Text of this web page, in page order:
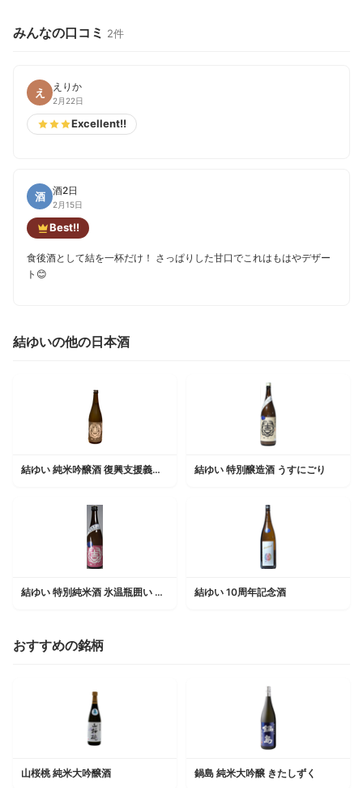
みんなの口コミ 2件
え えりか
2月22日
Excellent!!
酒 酒2日
2月15日
Best!!
食後酒として結を一杯だけ！ さっぱりした甘口でこれはもはやデザー
ト😊
結ゆいの他の日本酒
結ゆい 純米吟醸酒 復興支援義援酒 結ゆい 特別醸造酒 うすにごり
結ゆい 特別純米酒 氷温瓶囲い 亀口直汲み無濾過生原酒 結ゆい 10周年記念酒
おすすめの銘柄
山桜桃 純米大吟醸酒 鍋島 純米大吟醸 きたしずく